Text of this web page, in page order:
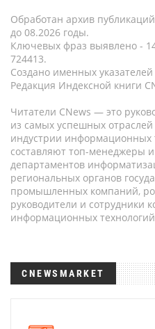
Обработан архив
до 08.2026 годы.
Ключевых фраз выявлено -
724413.
Создано именных указателей
Редакция Индексной книги
Читатели CNews — это
из самых успешных
индустрии информационных
составляют топ-менеджеры
департаментов
региональных органов
промышленных компаний,
руководители и сотрудники
информационных технологий
CNEWSMARKET